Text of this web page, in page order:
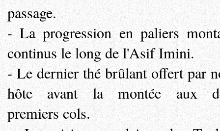
passage.
- La progression en paliers
continus le long de l'Asif Imini.
- Le dernier thé brûlant offert par
hôte avant la montée aux
premiers cols.